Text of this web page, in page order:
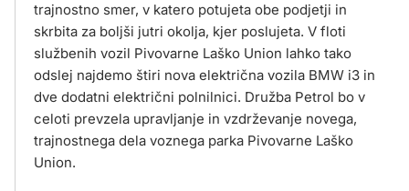
trajnostno smer, v katero potujeta obe podjetji in
skrbita za boljši jutri okolja, kjer poslujeta. V floti
službenih vozil Pivovarne Laško Union lahko tako
odslej najdemo štiri nova električna vozila BMW i3 in
dve dodatni električni polnilnici. Družba Petrol bo v
celoti prevzela upravljanje in vzdrževanje novega,
trajnostnega dela voznega parka Pivovarne Laško
Union.